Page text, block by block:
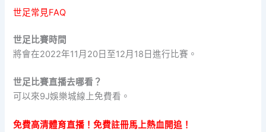
世足常見FAQ
世足比賽時間
將會在2022年11月20日至12月18日進行比賽。
世足比賽直播去哪看？
可以來9J娛樂城線上免費看。
免費高清體育直播！免費註冊馬上熱血開追！